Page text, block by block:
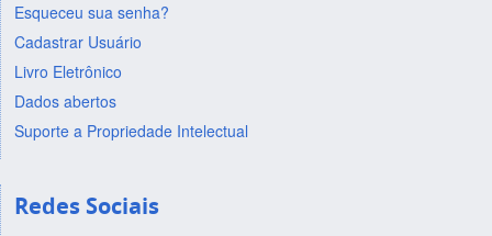
Esqueceu sua senha?
Cadastrar Usuário
Livro Eletrônico
Dados abertos
Suporte a Propriedade Intelectual
Redes Sociais